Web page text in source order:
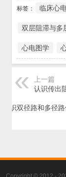
标签： 临床心
双层阻滞与多
心电图学
上一篇
认识传出
认识双径路和多径